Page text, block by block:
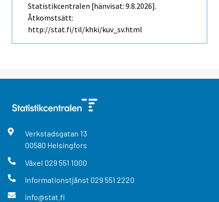
Statistikcentralen [hänvisat: 9.8.2026].
Åtkomstsätt:
http://stat.fi/til/khki/kuv_sv.html
Verkstadsgatan 13
00580 Helsingfors
Växel 029 551 1000
Informationstjänst 029 551 2220
info@stat.fi